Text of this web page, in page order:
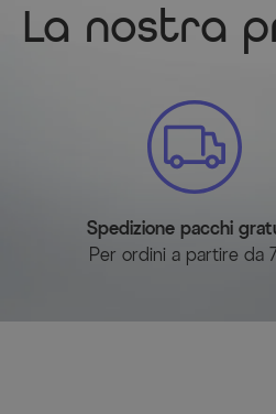
La nostra
Spedizione pacchi
Per ordini a partire da